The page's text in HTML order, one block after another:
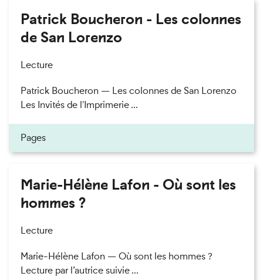
Patrick Boucheron - Les colonnes
de San Lorenzo
Lecture
Patrick Boucheron — Les colonnes de San Lorenzo
Les Invités de l'Imprimerie ...
Pages
Marie-Hélène Lafon - Où sont les
hommes ?
Lecture
Marie-Hélène Lafon — Où sont les hommes ?
Lecture par l’autrice suivie ...